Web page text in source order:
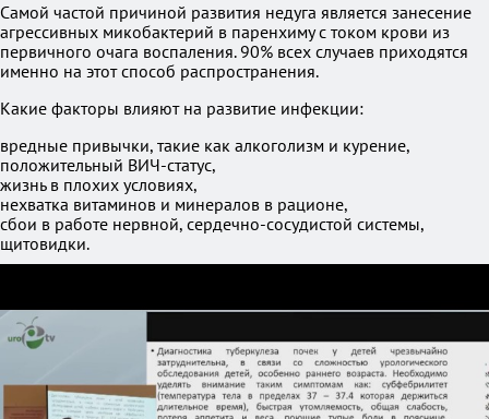
Самой частой причиной развития недуга является занесение
агрессивных микобактерий в паренхиму с током крови из
первичного очага воспаления. 90% всех случаев приходятся
именно на этот способ распространения.
Какие факторы влияют на развитие инфекции:
вредные привычки, такие как алкоголизм и курение,
положительный ВИЧ-статус,
жизнь в плохих условиях,
нехватка витаминов и минералов в рационе,
сбои в работе нервной, сердечно-сосудистой системы,
щитовидки.